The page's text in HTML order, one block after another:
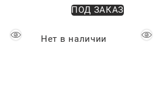
ПОД ЗАКАЗ
Нет в наличии